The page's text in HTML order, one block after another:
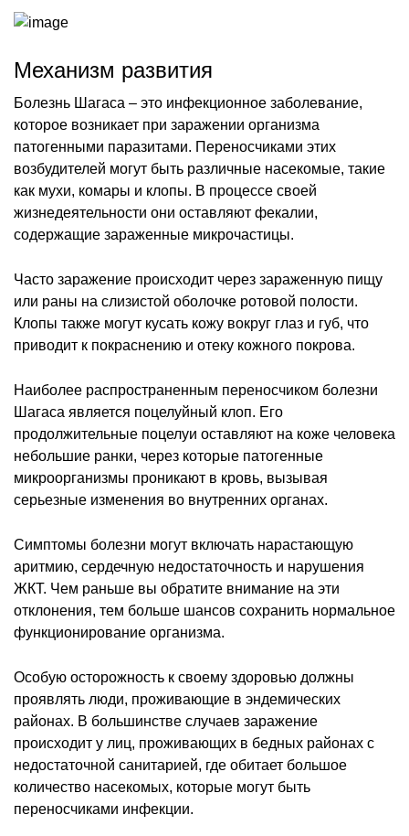
Механизм развития
Болезнь Шагаса – это инфекционное заболевание,
которое возникает при заражении организма
патогенными паразитами. Переносчиками этих
возбудителей могут быть различные насекомые, такие
как мухи, комары и клопы. В процессе своей
жизнедеятельности они оставляют фекалии,
содержащие зараженные микрочастицы.
Часто заражение происходит через зараженную пищу
или раны на слизистой оболочке ротовой полости.
Клопы также могут кусать кожу вокруг глаз и губ, что
приводит к покраснению и отеку кожного покрова.
Наиболее распространенным переносчиком болезни
Шагаса является поцелуйный клоп. Его
продолжительные поцелуи оставляют на коже человека
небольшие ранки, через которые патогенные
микроорганизмы проникают в кровь, вызывая
серьезные изменения во внутренних органах.
Симптомы болезни могут включать нарастающую
аритмию, сердечную недостаточность и нарушения
ЖКТ. Чем раньше вы обратите внимание на эти
отклонения, тем больше шансов сохранить нормальное
функционирование организма.
Особую осторожность к своему здоровью должны
проявлять люди, проживающие в эндемических
районах. В большинстве случаев заражение
происходит у лиц, проживающих в бедных районах с
недостаточной санитарией, где обитает большое
количество насекомых, которые могут быть
переносчиками инфекции.